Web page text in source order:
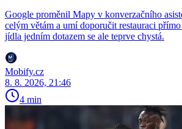
Google proměnil Mapy v konverzačního
celým větám a umí doporučit restauraci
jídla jedním dotazem se ale teprve chystá.
Mobify.cz
8. 8. 2026, 21:46
4 min